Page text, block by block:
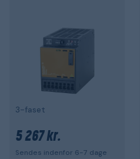
3-faset
5 267 kr.
Sendes indenfor 6-7 dage